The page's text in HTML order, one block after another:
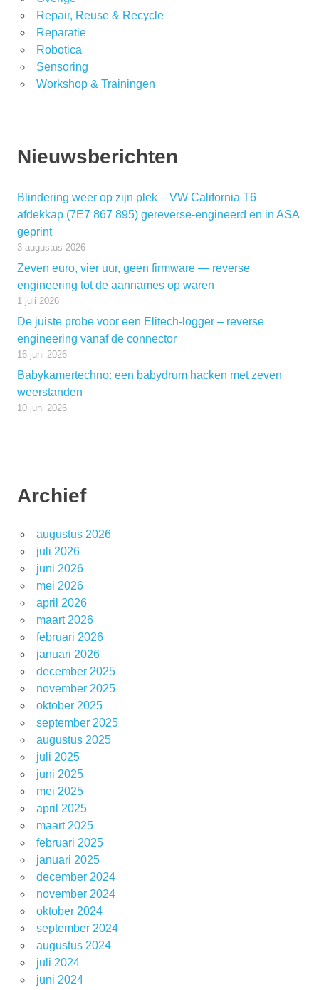
Repair, Reuse & Recycle
Reparatie
Robotica
Sensoring
Workshop & Trainingen
Nieuwsberichten
Blindering weer op zijn plek – VW California T6
afdekkap (7E7 867 895) gereverse-engineerd en in ASA
geprint
3 augustus 2026
Zeven euro, vier uur, geen firmware — reverse
engineering tot de aannames op waren
1 juli 2026
De juiste probe voor een Elitech-logger – reverse
engineering vanaf de connector
16 juni 2026
Babykamertechno: een babydrum hacken met zeven
weerstanden
10 juni 2026
Archief
augustus 2026
juli 2026
juni 2026
mei 2026
april 2026
maart 2026
februari 2026
januari 2026
december 2025
november 2025
oktober 2025
september 2025
augustus 2025
juli 2025
juni 2025
mei 2025
april 2025
maart 2025
februari 2025
januari 2025
december 2024
november 2024
oktober 2024
september 2024
augustus 2024
juli 2024
juni 2024